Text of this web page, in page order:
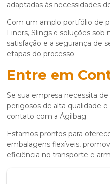
adaptadas às necessidades
Com um amplo portfólio de
Liners, Slings e soluções
satisfação e a segurança de
etapas do processo.
Entre em
Se sua empresa necessita de
perigosos de alta qualidade
contato com a Ágilbag.
Estamos prontos para
embalagens flexíveis,
eficiência no transporte e